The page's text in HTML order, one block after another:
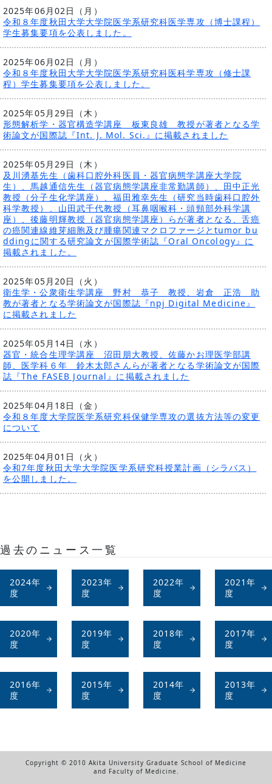
2025年06月02日（月）
令和８年度秋田大学大学院医学系研究科医学専攻（博士課程）
学生募集要項を公表しました。
2025年06月02日（月）
令和８年度秋田大学大学院医学系研究科医科学専攻（修士課
程）学生募集要項を公表しました。
2025年05月29日（木）
形態解析学・器官構造学講座 板東良雄 教授が著者となる学
術論文が国際誌『Int. J. Mol. Sci.』に掲載されました
2025年05月29日（木）
及川湧基先生（歯科口腔外科医員・器官病態学講座大学院
生）、馬越通信先生（器官病態学講座非常勤講師）、田中正光
教授（分子生化学講座）、福田雅幸先生（研究当時歯科口腔外
科学教授）、山田武千代教授（耳鼻咽喉科・頭頸部外科学講
座）、後藤明輝教授（器官病態学講座）らが著者となる、舌癌
の癌関連線維芽細胞及び腫瘍関連マクロファージとtumor bu
ddingに関する研究論文が国際学術誌『Oral Oncology』に
掲載されました。
2025年05月20日（火）
衛生学・公衆衛生学講座 野村 恭子 教授、岩倉 正浩 助
教が著者となる学術論文が国際誌『npj Digital Medicine』
に掲載されました
2025年05月14日（水）
器官・統合生理学講座 沼田朋大教授、佐藤かお理医学部講
師、医学科６年 鈴木太郎さんらが著者となる学術論文が国際
誌『The FASEB Journal』に掲載されました
2025年04月18日（金）
令和８年度大学院医学系研究科保健学専攻の選抜方法等の変更
について
2025年04月01日（火）
令和7年度秋田大学大学院医学系研究科授業計画（シラバス）
を公開しました。
過去のニュース一覧
2024年
度
2023年
度
2022年
度
2021年
度
2020年
度
2019年
度
2018年
度
2017年
度
2016年
度
2015年
度
2014年
度
2013年
度
Copyright © 2010 Akita University Graduate School of Medicine
and Faculty of Medicine.